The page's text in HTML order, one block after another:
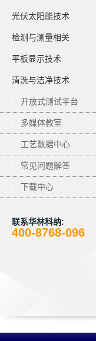
光伏太阳能技术
检测与测量相关
平板显示技术
清洗与洁净技术
开放式测试平台
多媒体教室
工艺数据中心
常见问题解答
下载中心
联系华林科纳:
400-8768-096